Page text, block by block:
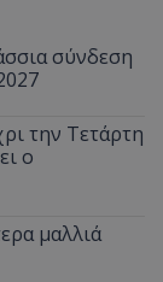
σύνδεση
την Τετάρτη
ο
μαλλιά